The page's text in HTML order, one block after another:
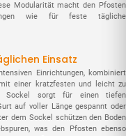
Modularität macht den Pfosten
wie für feste tägliche
Einsatz
Einrichtungen, kombiniert
einer kratzfesten und leicht zu
Sockel sorgt für einen tiefen
auf voller Länge gespannt oder
dem Sockel schützen den Boden
was den Pfosten ebenso